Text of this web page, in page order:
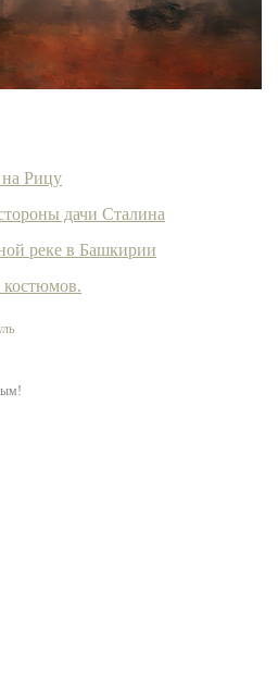
на Рицу
дачи Сталина
реке в Башкирии
костюмов.